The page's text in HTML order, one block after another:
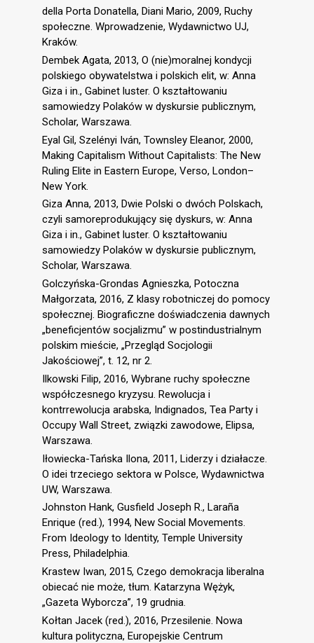
della Porta Donatella, Diani Mario, 2009, Ruchy
społeczne. Wprowadzenie, Wydawnictwo UJ,
Kraków.
Dembek Agata, 2013, O (nie)moralnej kondycji
polskiego obywatelstwa i polskich elit, w: Anna
Giza i in., Gabinet luster. O kształtowaniu
samowiedzy Polaków w dyskursie publicznym,
Scholar, Warszawa.
Eyal Gil, Szelényi Iván, Townsley Eleanor, 2000,
Making Capitalism Without Capitalists: The New
Ruling Elite in Eastern Europe, Verso, London–
New York.
Giza Anna, 2013, Dwie Polski o dwóch Polskach,
czyli samoreprodukujący się dyskurs, w: Anna
Giza i in., Gabinet luster. O kształtowaniu
samowiedzy Polaków w dyskursie publicznym,
Scholar, Warszawa.
Golczyńska-Grondas Agnieszka, Potoczna
Małgorzata, 2016, Z klasy robotniczej do pomocy
społecznej. Biograficzne doświadczenia dawnych
„beneficjentów socjalizmu” w postindustrialnym
polskim mieście, „Przegląd Socjologii
Jakościowej”, t. 12, nr 2.
Ilkowski Filip, 2016, Wybrane ruchy społeczne
współczesnego kryzysu. Rewolucja i
kontrrewolucja arabska, Indignados, Tea Party i
Occupy Wall Street, związki zawodowe, Elipsa,
Warszawa.
Iłowiecka-Tańska Ilona, 2011, Liderzy i działacze.
O idei trzeciego sektora w Polsce, Wydawnictwa
UW, Warszawa.
Johnston Hank, Gusfield Joseph R., Laraña
Enrique (red.), 1994, New Social Movements.
From Ideology to Identity, Temple University
Press, Philadelphia.
Krastew Iwan, 2015, Czego demokracja liberalna
obiecać nie może, tłum. Katarzyna Wężyk,
„Gazeta Wyborcza”, 19 grudnia.
Kołtan Jacek (red.), 2016, Przesilenie. Nowa
kultura polityczna, Europejskie Centrum